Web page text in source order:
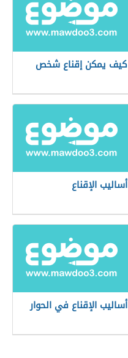
كيف يمكن إقناع شخص
أساليب الإقناع
أساليب الإقناع في الحوار